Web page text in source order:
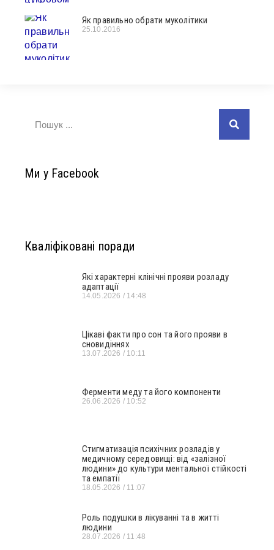
Як правильно обрати муколітики
25.10.2016
Ми у Facebook
Кваліфіковані поради
Які характерні клінічні прояви розладу
адаптації
14.05.2026 14:48
Цікаві факти про сон та його прояви в
сновидіннях
13.07.2026 10:11
Ферменти меду та його компоненти
26.06.2026 10:52
Стигматизація психічних розладів у
медичному середовищі: від «залізної
людини» до культури ментальної стійкості
та емпатії
18.05.2026 11:07
Роль подушки в лікуванні та в житті
людини
28.07.2026 11:48